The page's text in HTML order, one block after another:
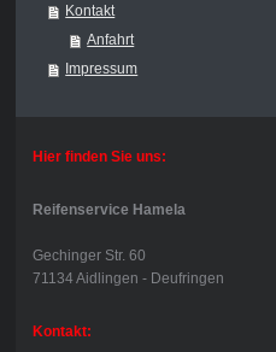
Kontakt
Anfahrt
Impressum
Hier finden Sie uns:
Reifenservice Hamela
Gechinger Str. 60
71134 Aidlingen - Deufringen
Kontakt: